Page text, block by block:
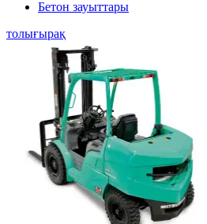
Бетон зауыттары
толығырақ